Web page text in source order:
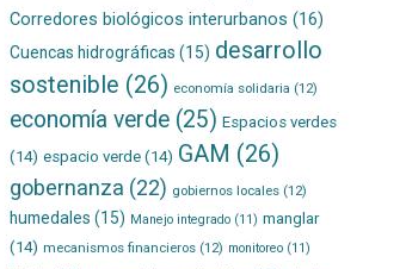
Corredores biológicos interurbanos (16)
Cuencas hidrográficas (15) desarrollo
sostenible (26) economía solidaria (12)
economía verde(25) Espacios verdes
(14) espacio verde(14) GAM (26)
gobernanza (22) gobiernos locales(12)
humedales (15) Manejo integrado(11) manglar
(14) mecanismos financieros(12) monitoreo(11)